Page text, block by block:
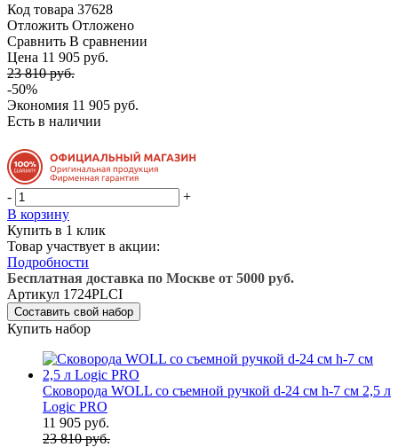
Код товара 37628
Отложить Отложено
Сравнить В сравнении
Цена 11 905 руб.
23 810 руб.
-50%
Экономия 11 905 руб.
Есть в наличии
-
+
В корзину
Купить в 1 клик
Товар участвует в акции:
Подробности
Бесплатная доставка по Москве от 5000 руб.
Артикул 1724PLCI
Составить свой набор
Купить набор
Сковорода WOLL со съемной ручкой d-24 см h-7 см 2,5 л
Logic PRO
11 905 руб.
23 810 руб.